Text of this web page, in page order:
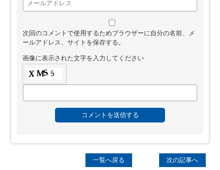
次回のコメントで使用するためブラウザーに自分の名前、メ
ールアドレス、サイトを保存する。
画像に表示された文字を入力してください
一覧へ戻る 次の記事へ